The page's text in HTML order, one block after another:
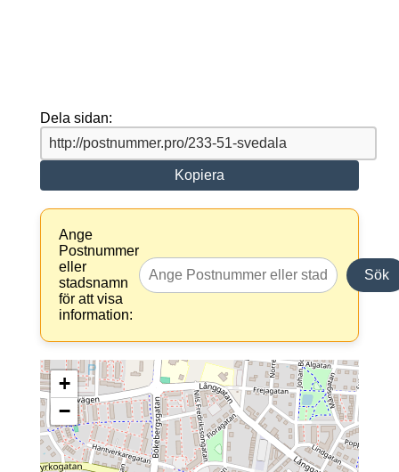
Dela sidan:
Kopiera
Ange
Postnummer
eller
stadsnamn
för att visa
information:
Sök
+
−